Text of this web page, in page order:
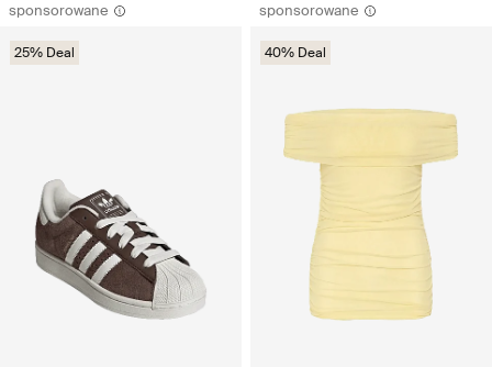
sponsorowane
25% Deal
sponsorowane
40% Deal